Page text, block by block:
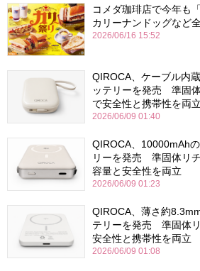
コメダ珈琲店で今年も
カリーナンドッグなど
2026/06/16 15:52
QIROCA、ケーブル内
ッテリーを発売 準固
で安全性と携帯性を両立
2026/06/09 01:40
QIROCA、10000mAh
リーを発売 準固体リ
容量と安全性を両立
2026/06/09 01:23
QIROCA、薄さ約
テリーを発売 準固体
安全性と携帯性を両立
2026/06/09 01:08